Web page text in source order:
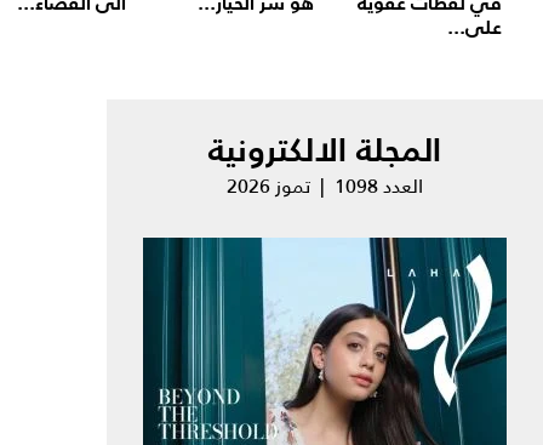
على...
المجلة الالكترونية
العدد 1098 | تموز 2026